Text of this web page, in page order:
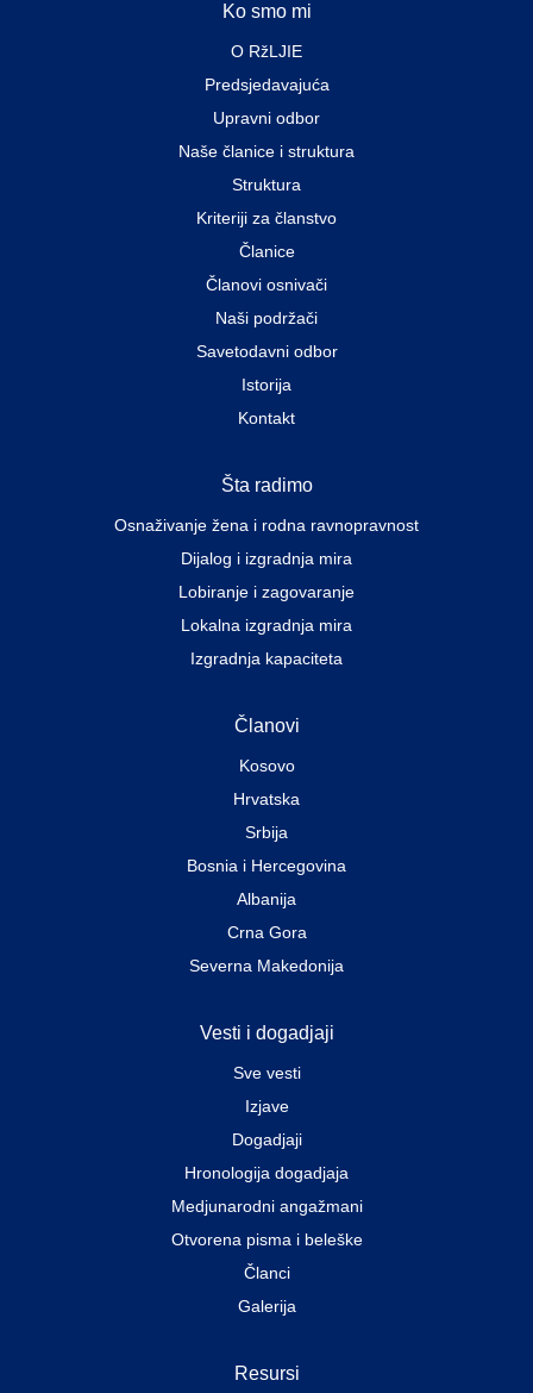
Ko smo mi
O RžLJIE
Predsjedavajuća
Upravni odbor
Naše članice i struktura
Struktura
Kriteriji za članstvo
Članice
Članovi osnivači
Naši podržači
Savetodavni odbor
Istorija
Kontakt
Šta radimo
Osnaživanje žena i rodna ravnopravnost
Dijalog i izgradnja mira
Lobiranje i zagovaranje
Lokalna izgradnja mira
Izgradnja kapaciteta
Članovi
Kosovo
Hrvatska
Srbija
Bosnia i Hercegovina
Albanija
Crna Gora
Severna Makedonija
Vesti i dogadjaji
Sve vesti
Izjave
Dogadjaji
Hronologija dogadjaja
Medjunarodni angažmani
Otvorena pisma i beleške
Članci
Galerija
Resursi